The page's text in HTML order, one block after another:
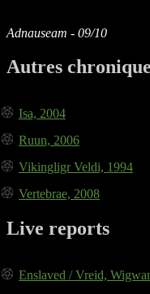
Adnauseam - 09/10
Autres
Isa, 2004
Ruun, 2006
Vikingligr Veldi, 1994
Vertebrae, 2008
Live reports
Enslaved / Vreid,